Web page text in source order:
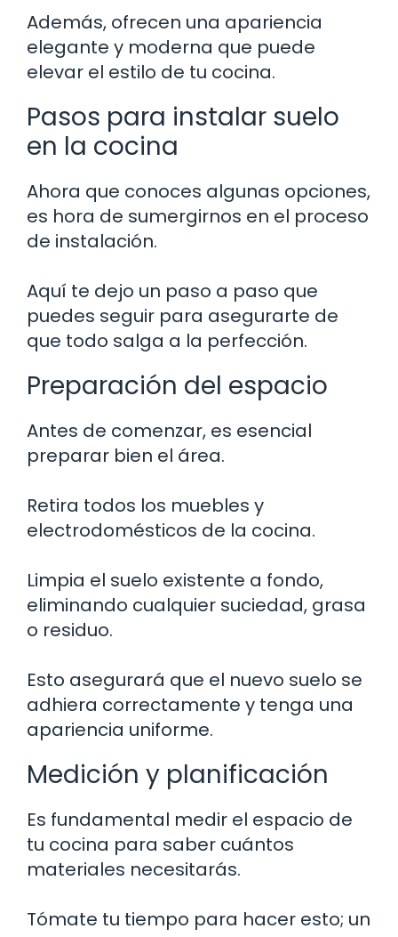
Además, ofrecen una apariencia
elegante y moderna que puede
elevar el estilo de tu cocina.
Pasos para instalar suelo
en la cocina
Ahora que conoces algunas opciones,
es hora de sumergirnos en el proceso
de instalación.
Aquí te dejo un paso a paso que
puedes seguir para asegurarte de
que todo salga a la perfección.
Preparación del espacio
Antes de comenzar, es esencial
preparar bien el área.
Retira todos los muebles y
electrodomésticos de la cocina.
Limpia el suelo existente a fondo,
eliminando cualquier suciedad, grasa
o residuo.
Esto asegurará que el nuevo suelo se
adhiera correctamente y tenga una
apariencia uniforme.
Medición y planificación
Es fundamental medir el espacio de
tu cocina para saber cuántos
materiales necesitarás.
Tómate tu tiempo para hacer esto; un